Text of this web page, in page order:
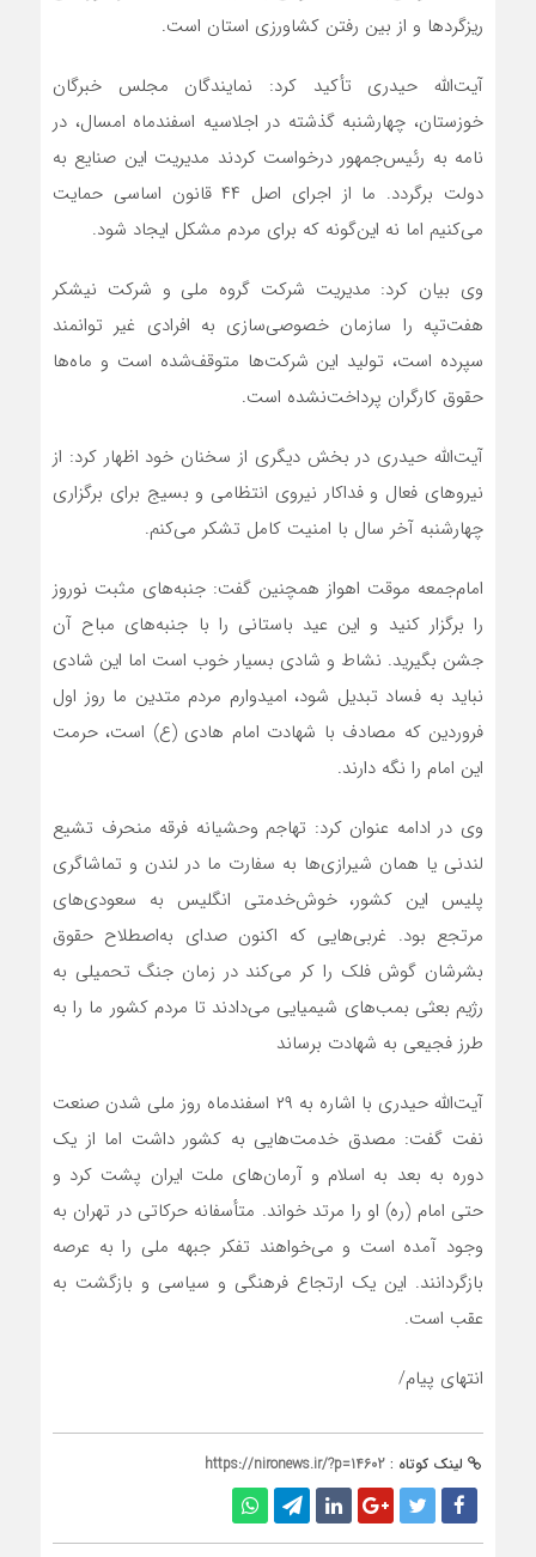
ریزگردها و از بین رفتن کشاورزی استان است.
آیت‌الله حیدری تأکید کرد: نمایندگان مجلس خبرگان
خوزستان، چهارشنبه گذشته در اجلاسیه اسفندماه امسال، در
نامه به رئیس‌جمهور درخواست کردند مدیریت این صنایع به
دولت برگردد. ما از اجرای اصل ۴۴ قانون اساسی حمایت
می‌کنیم اما نه این‌گونه که برای مردم مشکل ایجاد شود.
وی بیان کرد: مدیریت شرکت گروه ملی و شرکت نیشکر
هفت‌تپه را سازمان خصوصی‌سازی به افرادی غیر توانمند
سپرده است، تولید این شرکت‌ها متوقف‌شده است و ماه‌ها
حقوق کارگران پرداخت‌نشده است.
آیت‌الله حیدری در بخش دیگری از سخنان خود اظهار کرد: از
نیروهای فعال و فداکار نیروی انتظامی و بسیج برای برگزاری
چهارشنبه آخر سال با امنیت کامل تشکر می‌کنم.
امام‌جمعه موقت اهواز همچنین گفت: جنبه‌های مثبت نوروز
را برگزار کنید و این عید باستانی را با جنبه‌های مباح آن
جشن بگیرید. نشاط و شادی بسیار خوب است اما این شادی
نباید به فساد تبدیل شود، امیدوارم مردم متدین ما روز اول
فروردین که مصادف با شهادت امام هادی (ع) است، حرمت
این امام را نگه دارند.
وی در ادامه عنوان کرد: تهاجم وحشیانه فرقه منحرف تشیع
لندنی یا همان شیرازی‌ها به سفارت ما در لندن و تماشاگری
پلیس این کشور، خوش‌خدمتی انگلیس به سعودی‌های
مرتجع بود. غربی‌هایی که اکنون صدای به‌اصطلاح حقوق
بشرشان گوش فلک را کر می‌کند در زمان جنگ تحمیلی به
رژیم بعثی بمب‌های شیمیایی می‌دادند تا مردم کشور ما را به
طرز فجیعی به شهادت برساند
آیت‌الله حیدری با اشاره به ۲۹ اسفندماه روز ملی شدن صنعت
نفت گفت: مصدق خدمت‌هایی به کشور داشت اما از یک
دوره به بعد به اسلام و آرمان‌های ملت ایران پشت کرد و
حتی امام (ره) او را مرتد خواند. متأسفانه حرکاتی در تهران به
وجود آمده است و می‌خواهند تفکر جبهه ملی را به عرصه
بازگردانند. این یک ارتجاع فرهنگی و سیاسی و بازگشت به
عقب است.
انتهای پیام/
لینک کوتاه : https://nironews.ir/?p=14602